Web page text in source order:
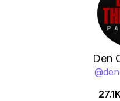
Den
@